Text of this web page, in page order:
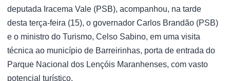
deputada Iracema Vale (PSB), acompanhou, na tarde
desta terça-feira (15), o governador Carlos Brandão (PSB)
e o ministro do Turismo, Celso Sabino, em uma visita
técnica ao município de Barreirinhas, porta de entrada do
Parque Nacional dos Lençóis Maranhenses, com vasto
potencial turístico.